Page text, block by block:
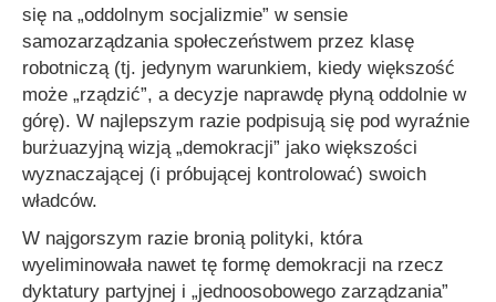
się na „oddolnym socjalizmie” w sensie
samozarządzania społeczeństwem przez klasę
robotniczą (tj. jedynym warunkiem, kiedy większość
może „rządzić”, a decyzje naprawdę płyną oddolnie w
górę). W najlepszym razie podpisują się pod wyraźnie
burżuazyjną wizją „demokracji” jako większości
wyznaczającej (i próbującej kontrolować) swoich
władców.
W najgorszym razie bronią polityki, która
wyeliminowała nawet tę formę demokracji na rzecz
dyktatury partyjnej i „jednoosobowego zarządzania”